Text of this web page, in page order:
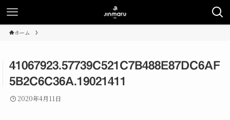
ホーム
41067923.57739C521C7B488E87DC6AF
5B2C6C36A.19021411
2020年4月11日